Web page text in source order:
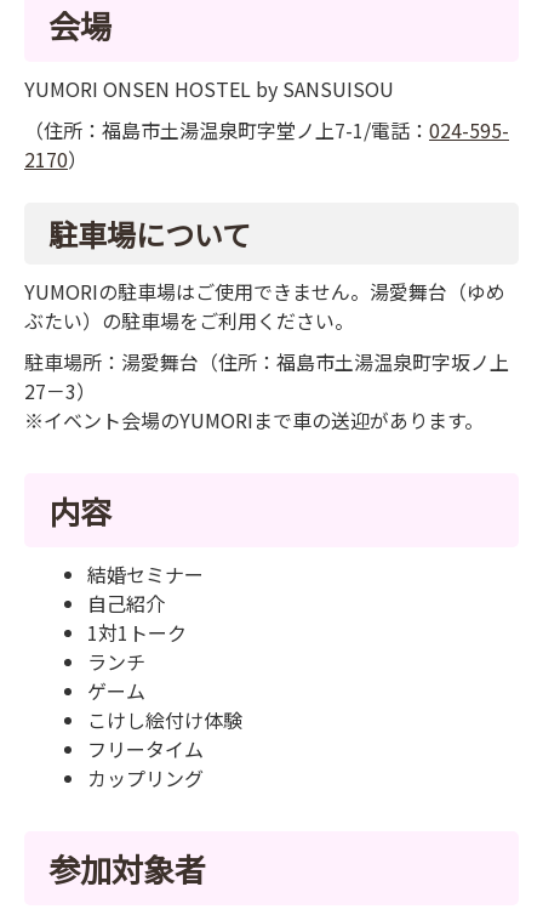
会場
YUMORI ONSEN HOSTEL by SANSUISOU
（住所：福島市土湯温泉町字堂ノ上7-1/電話： 024-595-
2170）
駐車場について
YUMORIの駐車場はご使用できません。湯愛舞台（ゆめ
ぶたい）の駐車場をご利用ください。
駐車場所：湯愛舞台（住所：福島市土湯温泉町字坂ノ上
27－3）
※イベント会場のYUMORIまで車の送迎があります。
内容
結婚セミナー
自己紹介
1対1トーク
ランチ
ゲーム
こけし絵付け体験
フリータイム
カップリング
参加対象者